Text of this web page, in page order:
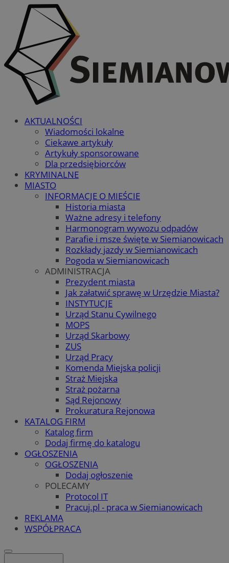
AKTUALNOŚCI
Wiadomości lokalne
Ciekawe artykuły
Artykuły sponsorowane
Dla przedsiębiorców
KRYMINALNE
MIASTO
INFORMACJE O MIEŚCIE
Historia miasta
Ważne adresy i telefony
Harmonogram wywozu odpadów
Parafie i msze święte w Siemianowicach
Rozkłady jazdy w Siemianowicach
Pogoda w Siemianowicach
ADMINISTRACJA
Prezydent miasta
Jak załatwić sprawę w Urzędzie Miasta?
INSTYTUCJE
Urząd Stanu Cywilnego
MOPS
Urząd Skarbowy
ZUS
Urząd Pracy
Komenda Miejska policji
Straż Miejska
Straż pożarna
Sąd Rejonowy
Prokuratura Rejonowa
KATALOG FIRM
Katalog firm
Dodaj firmę do katalogu
OGŁOSZENIA
OGŁOSZENIA
Dodaj ogłoszenie
POLECAMY
Protocol IT
Pracuj.pl - praca w Siemianowicach
REKLAMA
WSPÓŁPRACA